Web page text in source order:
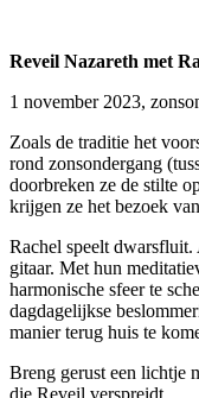
Reveil Nazareth met
1 november 2023,
Zoals de traditie het
rond zonsondergang
doorbreken ze de stilte
krijgen ze het bezoek
Rachel speelt
gitaar. Met hun
harmonische sfeer te
dagdagelijkse
manier terug huis te
Breng gerust een lichtje
die Reveil verspreidt.